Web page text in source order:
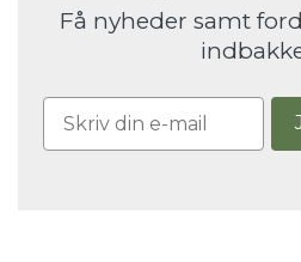
Få nyheder samt